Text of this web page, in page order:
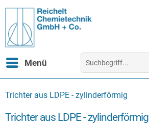
Menü
Trichter aus LDPE - zylinderförmig
Trichter aus LDPE - zylinderförmig